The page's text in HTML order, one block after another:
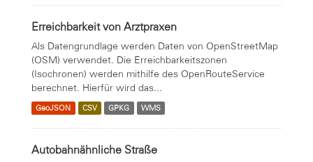
Erreichbarkeit von Arztpraxen
Als Datengrundlage werden Daten von OpenStreetMap
(OSM) verwendet. Die Erreichbarkeitszonen
(Isochronen) werden mithilfe des OpenRouteService
berechnet. Hierfür wird das...
GeoJSON CSV GPKG WMS
Autobahnähnliche Straße